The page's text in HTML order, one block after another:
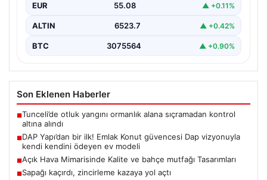
EUR 55.08 ▲ +0.11%
ALTIN 6523.7 ▲ +0.42%
BTC 3075564 ▲ +0.90%
Son Eklenen Haberler
■Tunceli’de otluk yangını ormanlık alana sıçramadan kontrol
altına alındı
■DAP Yapı’dan bir ilk! Emlak Konut güvencesi Dap vizyonuyla
kendi kendini ödeyen ev modeli
■Açık Hava Mimarisinde Kalite ve bahçe mutfağı Tasarımları
■Sapağı kaçırdı, zincirleme kazaya yol açtı